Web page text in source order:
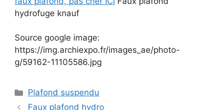
hydrofuge knauf
Source google image:
https://img.archiexpo.fr/images_ae/photo-
g/59162-11105586.jpg
Catégories
Plafond suspendu
Faux plafond hydro